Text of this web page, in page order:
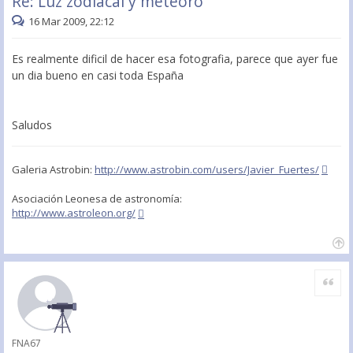
16 Mar 2009, 22:12
Es realmente dificil de hacer esa fotografia, parece que ayer fue
un dia bueno en casi toda España
Saludos
Galeria Astrobin: http://www.astrobin.com/users/Javier_Fuertes/
Asociación Leonesa de astronomía:
http://www.astroleon.org/
FNA67
Citar